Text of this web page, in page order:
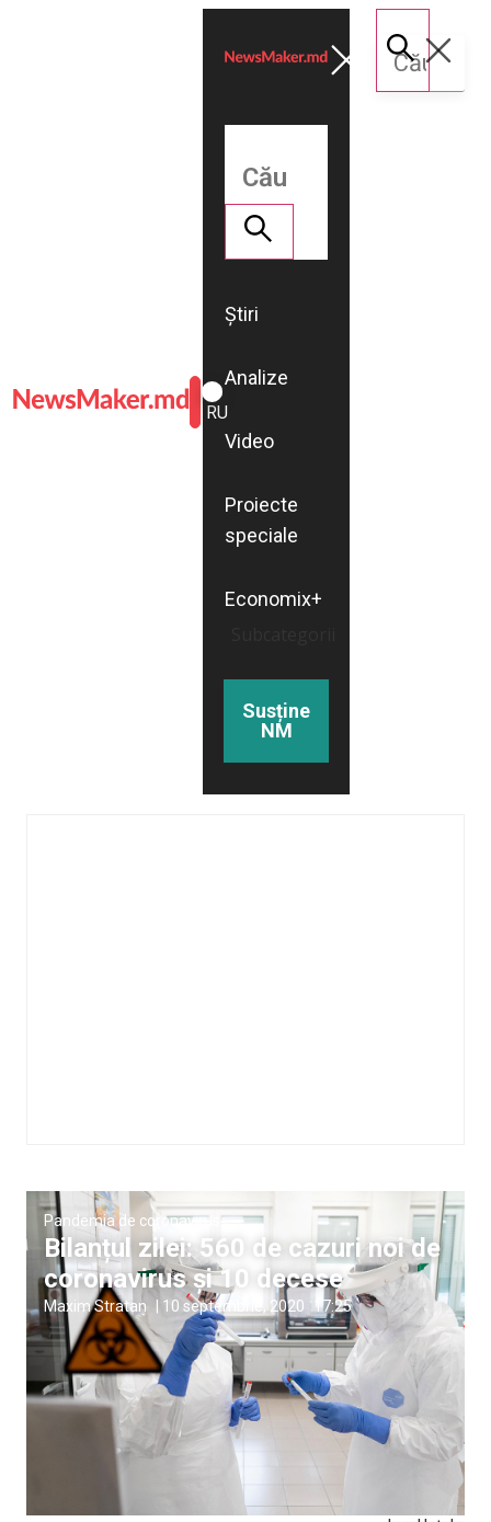
ROMÂNĂ
RU
Știri
Analize
Video
Proiecte
speciale
Economix+
Susține
NM
Pandemia de coronavirus
Bilanțul zilei: 560 de cazuri noi de
coronavirus și 10 decese
Maxim Stratan 10 septembrie, 2020 17:25